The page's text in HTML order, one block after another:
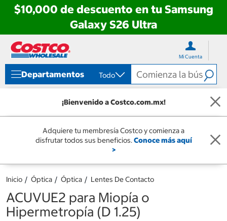
$10,000 de descuento en tu Samsung
Galaxy S26 Ultra
directo
contenido
directo
menú
navegación
Mi Cuenta
Departamentos Todo
¡Bienvenido a Costco.com.mx!
Adquiere tu membresía Costco y comienza a
disfrutar todos sus beneficios.Conoce más aquí
>
Inicio Óptica Óptica Lentes De Contacto
ACUVUE2 para Miopía o
Hipermetropía (D 1.25)